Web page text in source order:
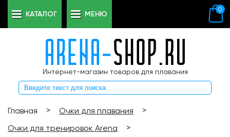
Интернет-магазин товаров для плавания
0
КАТАЛОГ МЕНЮ
Главная > Очки для плавания
>
Очки для тренировок Arena
>